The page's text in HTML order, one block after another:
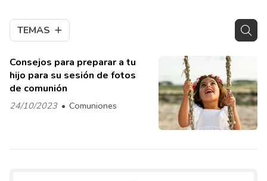
TEMAS
Consejos para preparar a tu
hijo para su sesión de fotos
de comunión
24/10/2023 Comuniones